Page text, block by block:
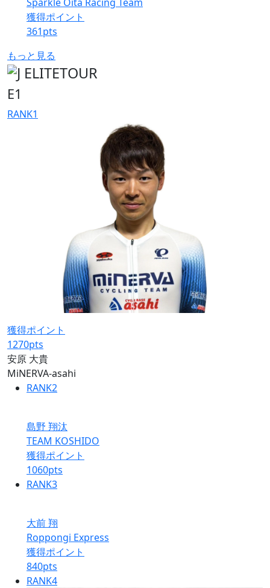
獲得ポイント
361pts
もっと見る
E1
RANK1
獲得ポイント
1270pts
安原 大貴
MiNERVA-asahi
RANK2
島野 翔汰
TEAM KOSHIDO
獲得ポイント
1060pts
RANK3
大前 翔
Roppongi Express
獲得ポイント
840pts
RANK4